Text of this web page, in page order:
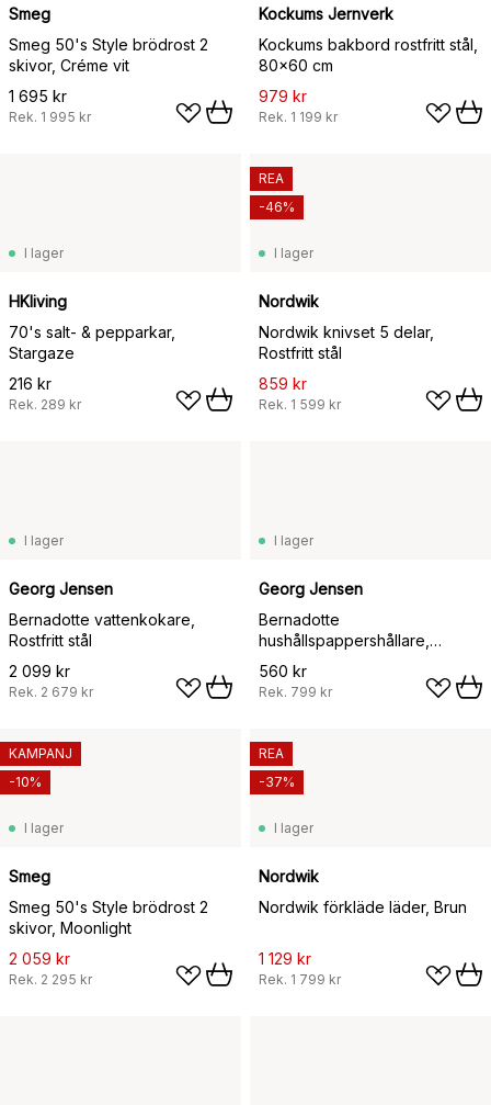
Smeg
Smeg 50's Style brödrost 2
skivor, Créme vit
1 695 kr
Rek. 1 995 kr
Kockums Jernverk
Kockums bakbord rostfritt stål,
80x60 cm
979 kr
Rek. 1 199 kr
I lager
HKliving
70's salt- & pepparkar,
Stargaze
216 kr
Rek. 289 kr
I lager
Nordwik
Nordwik knivset 5 delar,
Rostfritt stål
859 kr
Rek. 1 599 kr
REA
-46%
I lager
Georg Jensen
Bernadotte vattenkokare,
Rostfritt stål
2 099 kr
Rek. 2 679 kr
I lager
Georg Jensen
Bernadotte
hushållspappershållare,
Rostfritt stål
560 kr
Rek. 799 kr
I lager
Smeg
Smeg 50's Style brödrost 2
skivor, Moonlight
2 059 kr
Rek. 2 295 kr
KAMPANJ
-10%
I lager
Nordwik
Nordwik förkläde läder, Brun
1 129 kr
Rek. 1 799 kr
REA
-37%